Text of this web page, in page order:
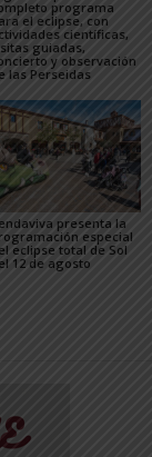
programa
el eclipse, con
científicas,
guiadas,
y observación
las Perseidas
presenta la
especial
eclipse total de Sol
12 de agosto